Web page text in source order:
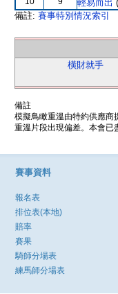
輕易而出
備註: 賽事特別情況索引
橫財就手
備註
模擬鳥瞰重溫由特約供應商
重溫片段出現偏差。本會已
賽事資料
報名表
排位表(本地)
賠率
賽果
騎師分場表
練馬師分場表